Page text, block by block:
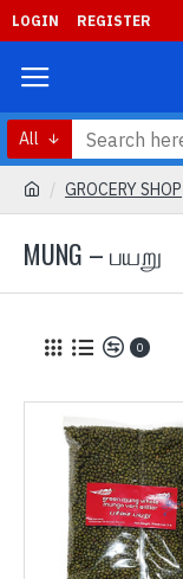
LOGIN REGISTER
All
GROCERY SHOP
MUNG – பயறு
0